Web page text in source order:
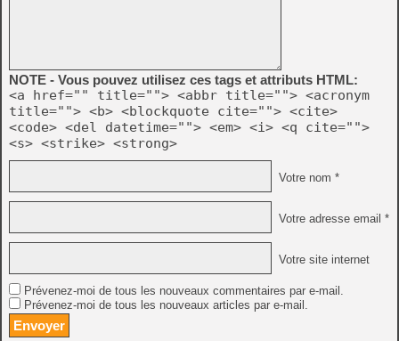
NOTE - Vous pouvez utilisez ces tags et attributs HTML:
<a href="" title=""> <abbr title=""> <acronym
title=""> <b> <blockquote cite=""> <cite>
<code> <del datetime=""> <em> <i> <q cite="">
<s> <strike> <strong>
Votre nom *
Votre adresse email *
Votre site internet
Prévenez-moi de tous les nouveaux commentaires par e-mail.
Prévenez-moi de tous les nouveaux articles par e-mail.